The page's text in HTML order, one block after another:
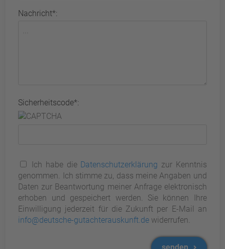
Nachricht*:
Sicherheitscode*:
Ich habe die Datenschutzerklärung zur Kenntnis
genommen. Ich stimme zu, dass meine Angaben und
Daten zur Beantwortung meiner Anfrage elektronisch
erhoben und gespeichert werden. Sie können Ihre
Einwilligung jederzeit für die Zukunft per E-Mail an
info@deutsche-gutachterauskunft.de widerrufen.